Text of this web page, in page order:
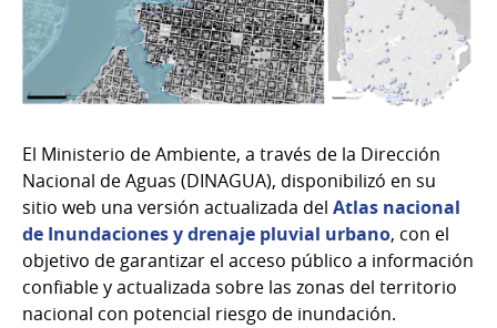
El Ministerio de Ambiente, a través de la Dirección
Nacional de Aguas (DINAGUA), disponibilizó en su
sitio web una versión actualizada del Atlas nacional
de Inundaciones y drenaje pluvial urbano, con el
objetivo de garantizar el acceso público a información
confiable y actualizada sobre las zonas del territorio
nacional con potencial riesgo de inundación.